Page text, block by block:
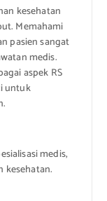
kesehatan
Memahami
pasien sangat
medis.
aspek RS
untuk
medis,
kesehatan.